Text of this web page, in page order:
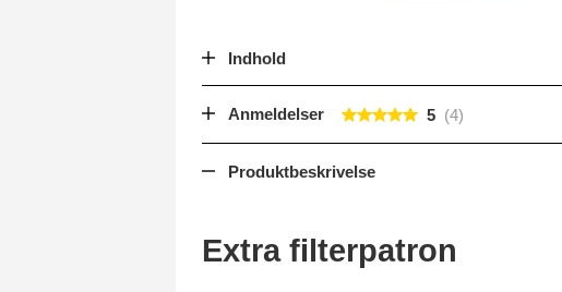
Indhold
Anmeldelser 5
Produktbeskrivelse
Extra filterpatron